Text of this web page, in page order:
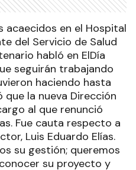
acaecidos en el Hospital
del Servicio de Salud
habló en ElDía
seguirán trabajando
haciendo hasta
que la nueva Dirección
al que renunció
Fue cauta respecto a
Luis Eduardo Elías.
su gestión; queremos
su proyecto y